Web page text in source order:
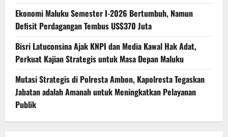
Ekonomi Maluku Semester I-2026 Bertumbuh, Namun
Defisit Perdagangan Tembus US$370 Juta
Bisri Latuconsina Ajak KNPI dan Media Kawal Hak Adat,
Perkuat Kajian Strategis untuk Masa Depan Maluku
Mutasi Strategis di Polresta Ambon, Kapolresta Tegaskan
Jabatan adalah Amanah untuk Meningkatkan Pelayanan
Publik